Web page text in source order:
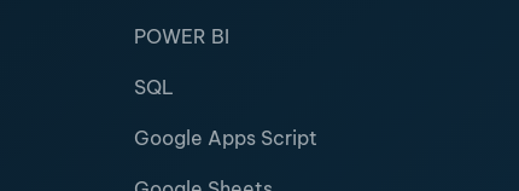
POWER BI
SQL
Google Apps Script